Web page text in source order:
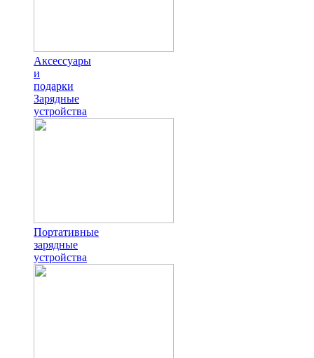
Аксессуары
и
подарки
Зарядные
устройства
Портативные
зарядные
устройства